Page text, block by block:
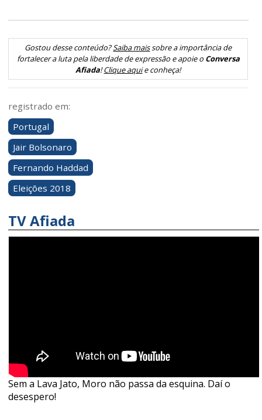
Gostou desse conteúdo?Saiba maissobre a importância de
fortalecer a luta pela liberdade de expressão e apoie o Conversa
Afiada!Clique aquie conheça!
registrado em:
Portugal
Jair Bolsonaro
Fernando Haddad
Eleições 2018
TV Afiada
Sem a Lava Jato, Moro não passa da esquina. Daí o
desespero!